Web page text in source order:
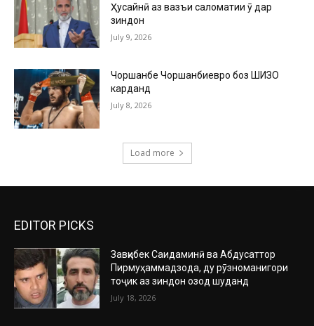
Ҳусайнӣ аз вазъи саломатии ӯ дар
зиндон
July 9, 2026
Чоршанбе Чоршанбиевро боз ШИЗО
карданд
July 8, 2026
Load more
EDITOR PICKS
Завқибек Саидаминӣ ва Абдусаттор
Пирмуҳаммадзода, ду рӯзноманигори
тоҷик аз зиндон озод шуданд
July 18, 2026